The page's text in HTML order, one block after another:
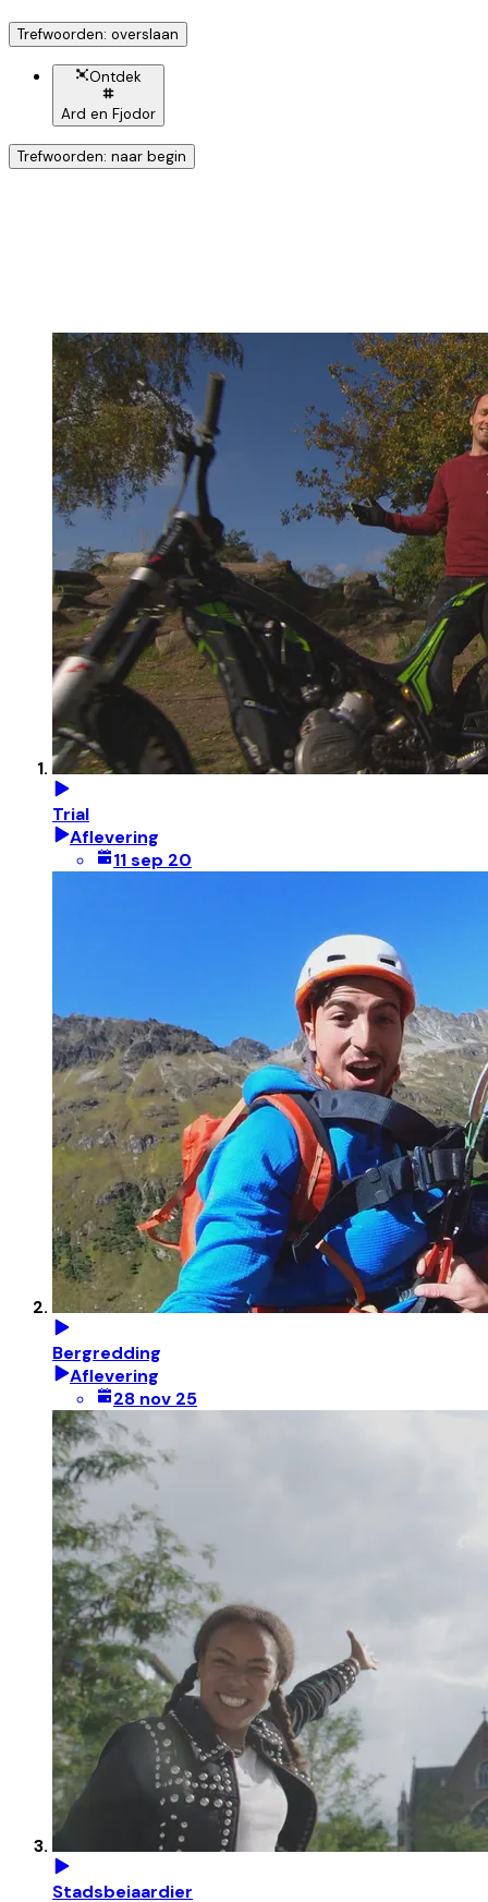
Trefwoorden: overslaan
Ontdek
Ard en Fjodor
Trefwoorden: naar begin
Trial
Aflevering
11 sep 20
Bergredding
Aflevering
28 nov 25
Stadsbeiaardier